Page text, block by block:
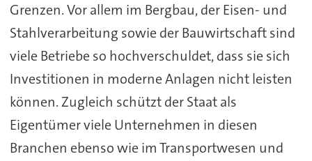
Grenzen. Vor allem im Bergbau, der Eisen- und
Stahlverarbeitung sowie der Bauwirtschaft sind
viele Betriebe so hochverschuldet, dass sie sich
Investitionen in moderne Anlagen nicht leisten
können. Zugleich schützt der Staat als
Eigentümer viele Unternehmen in diesen
Branchen ebenso wie im Transportwesen und